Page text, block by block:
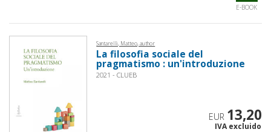
E-BOOK
Santarelli, Matteo, author
La filosofia sociale del
pragmatismo : un'introduzione
2021 - CLUEB
EUR 13,20
IVA excluido